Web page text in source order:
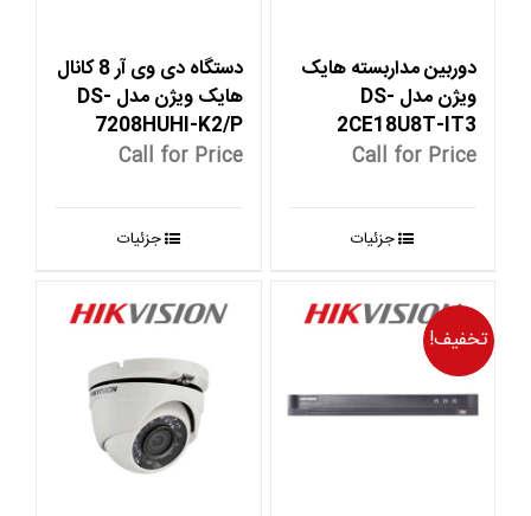
دوربین مداربسته هایک
ویژن مدل DS-
2CE18U8T-IT3
Call for Price
جزئیات
دستگاه دی وی آر 8 کانال
هایک ویژن مدل DS-
7208HUHI-K2/P
Call for Price
جزئیات
تخفیف!